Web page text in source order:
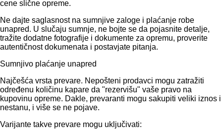
cene slične opreme.
Ne dajte saglasnost na sumnjive zaloge i plaćanje robe
unapred. U slučaju sumnje, ne bojte se da pojasnite detalje,
tražite dodatne fotografije i dokumente za opremu, proverite
autentičnost dokumenata i postavjate pitanja.
Sumnjivo plaćanje unapred
Najčešća vrsta prevare. Nepošteni prodavci mogu zatražiti
određenu količinu kapare da "rezervišu" vaše pravo na
kupovinu opreme. Dakle, prevaranti mogu sakupiti veliki iznos i
nestanu, i više se ne pojave.
Varijante takve prevare mogu uključivati: